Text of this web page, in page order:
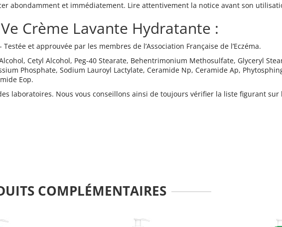
abondamment et immédiatement. Lire attentivement la notice avant son
Crème Lavante Hydratante :
et approuvée par les membres de l’Association Française de l’Eczéma.
Cetyl Alcohol, Peg-40 Stearate, Behentrimonium Methosulfate, Glyceryl
Phosphate, Sodium Lauroyl Lactylate, Ceramide Np, Ceramide Ap,
Eop.
laboratoires. Nous vous conseillons ainsi de toujours vérifier la liste figurant
COMPLÉMENTAIRES